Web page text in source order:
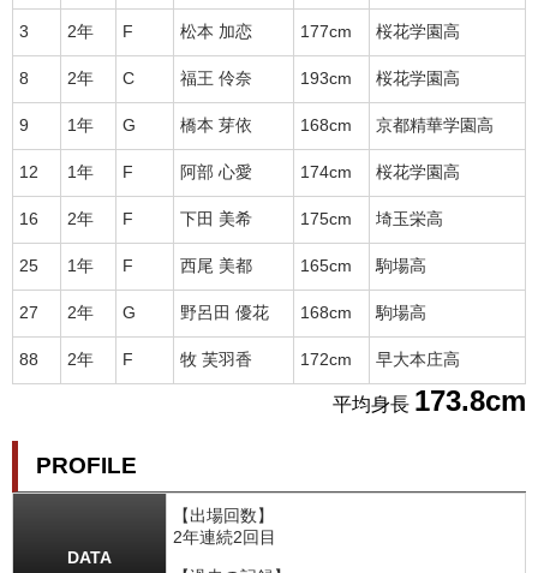
3 2年 F 松本 加恋 177cm 桜花学園高
8 2年 C 福王 伶奈 193cm 桜花学園高
9 1年 G 橋本 芽依 168cm 京都精華学園高
12 1年 F 阿部 心愛 174cm 桜花学園高
16 2年 F 下田 美希 175cm 埼玉栄高
25 1年 F 西尾 美都 165cm 駒場高
27 2年 G 野呂田 優花 168cm 駒場高
88 2年 F 牧 芙羽香 172cm 早大本庄高
平均身長 173.8cm
PROFILE
DATA
【出場回数】
2年連続2回目